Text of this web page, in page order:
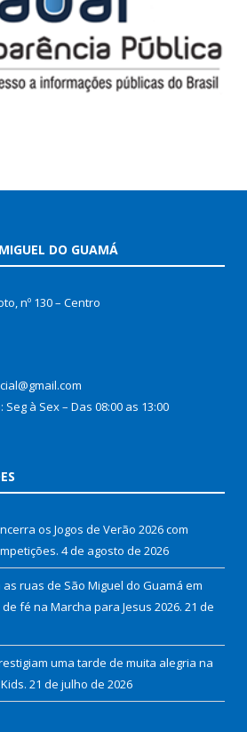
DO GUAMÁ
nº 130 – Centro
à Sex – Das 08:00 as 13:00
os Jogos de Verão 2026 com
4 de agosto de 2026
ruas de São Miguel do Guamá em
fé na Marcha para Jesus 2026. 21 de
uma tarde de muita alegria na
21 de julho de 2026